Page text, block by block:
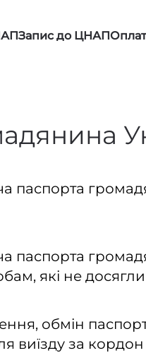
Запис до ЦНАП
паспорта
паспорта
які не досягли
обмін
виїзду за кордон